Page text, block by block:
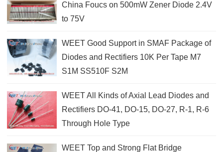
China Foucs on 500mW Zener Diode 2.4V
to 75V
WEET Good Support in SMAF Package of
Diodes and Rectifiers 10K Per Tape M7
S1M SS510F S2M
WEET All Kinds of Axial Lead Diodes and
Rectifiers DO-41, DO-15, DO-27, R-1, R-6
Through Hole Type
WEET Top and Strong Flat Bridge